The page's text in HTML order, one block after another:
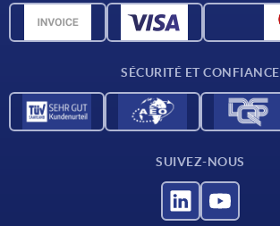
Données CAO
SÉCURITÉ ET CONFIANCE
SUIVEZ-NOUS